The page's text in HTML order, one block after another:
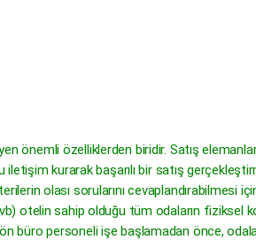
önemli özelliklerden biridir. Satış
kurarak başarılı bir satış
olası sorularını cevaplandırabilmesi
otelin sahip olduğu tüm odaların fiziksel
ön büro personeli işe başlamadan önce,